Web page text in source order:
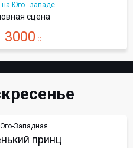
на Юго - западе
сцена
3000 р.
Юго-Западная
принц